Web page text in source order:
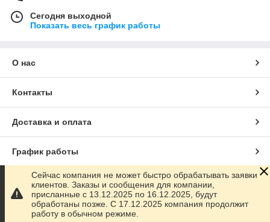
Сегодня выходной
Показать весь график работы
О нас
Контакты
Доставка и оплата
График работы
Полная версия сайта
Сайт создан на маркетплейсе
Сейчас компания не может быстро обрабатывать заявки
клиентов. Заказы и сообщения для компании,
присланные с 13.12.2025 по 16.12.2025, будут
обработаны позже. С 17.12.2025 компания продолжит
работу в обычном режиме.